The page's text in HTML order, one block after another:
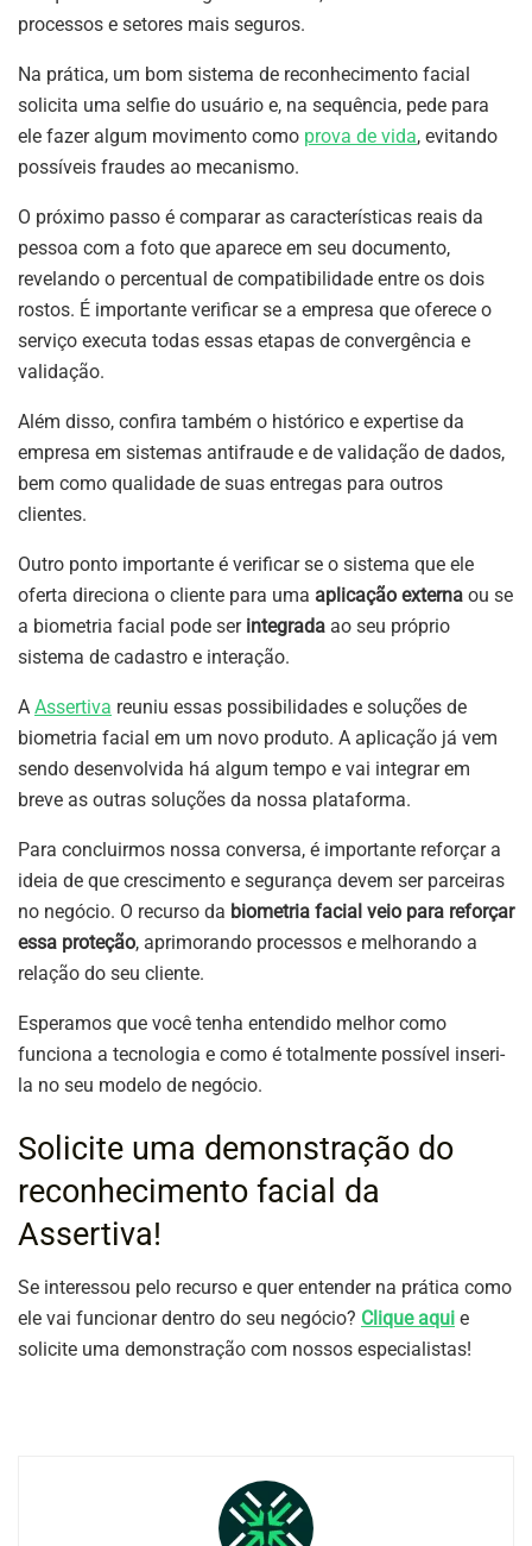
processos e setores mais seguros.
Na prática, um bom sistema de reconhecimento facial
solicita uma selfie do usuário e, na sequência, pede para
ele fazer algum movimento como prova de vida, evitando
possíveis fraudes ao mecanismo.
O próximo passo é comparar as características reais da
pessoa com a foto que aparece em seu documento,
revelando o percentual de compatibilidade entre os dois
rostos. É importante verificar se a empresa que oferece o
serviço executa todas essas etapas de convergência e
validação.
Além disso, confira também o histórico e expertise da
empresa em sistemas antifraude e de validação de dados,
bem como qualidade de suas entregas para outros
clientes.
Outro ponto importante é verificar se o sistema que ele
oferta direciona o cliente para uma aplicação externa ou se
a biometria facial pode ser integrada ao seu próprio
sistema de cadastro e interação.
A Assertiva reuniu essas possibilidades e soluções de
biometria facial em um novo produto. A aplicação já vem
sendo desenvolvida há algum tempo e vai integrar em
breve as outras soluções da nossa plataforma.
Para concluirmos nossa conversa, é importante reforçar a
ideia de que crescimento e segurança devem ser parceiras
no negócio. O recurso da biometria facial veio para reforçar
essa proteção, aprimorando processos e melhorando a
relação do seu cliente.
Esperamos que você tenha entendido melhor como
funciona a tecnologia e como é totalmente possível inseri-
la no seu modelo de negócio.
Solicite uma demonstração do
reconhecimento facial da
Assertiva!
Se interessou pelo recurso e quer entender na prática como
ele vai funcionar dentro do seu negócio? Clique aqui e
solicite uma demonstração com nossos especialistas!